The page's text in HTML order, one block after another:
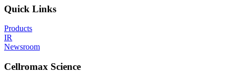
Quick Links
Products
IR
Newsroom
Cellromax Science